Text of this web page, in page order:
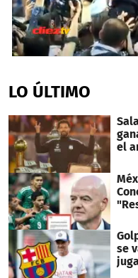
of
1
8
seconds
LO ÚLTIMO
el
se